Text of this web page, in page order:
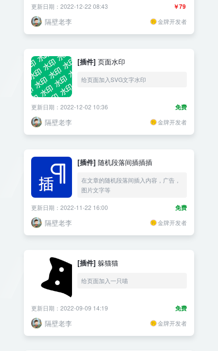
￥79
更新日期：2022-12-22 08:43
隔壁老李 金牌开发者
[插件] 页面水印
给页面加入SVG文字水印
免费
更新日期：2022-12-02 10:36
隔壁老李 金牌开发者
[插件] 随机段落间插插插
在文章的随机段落间插入内容，广告，
图片文字等
免费
更新日期：2022-11-22 16:00
隔壁老李 金牌开发者
[插件] 躲猫猫
给页面加入一只喵
免费
更新日期：2022-09-09 14:19
隔壁老李 金牌开发者